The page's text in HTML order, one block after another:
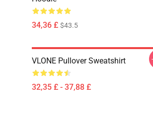
34,36 £ $43.5
VLONE Pullover Sweatshirt
32,35 £ - 37,88 £